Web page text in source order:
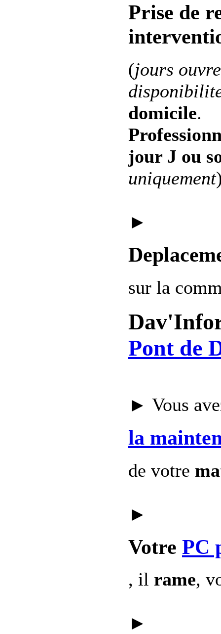
Prise de
(jours
domicile.
jour J ou
uniquement
►
sur la
Pont de
► Vous
la
de votre
►
Votre PC
, il rame,
►